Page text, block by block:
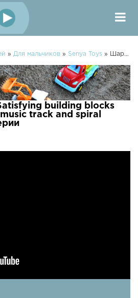
» Для мальчиков » Senya Toys » Шарики марблс Satisfying building blocks Marble run ASMR music track and spiral elevator
building blocks
track and spiral